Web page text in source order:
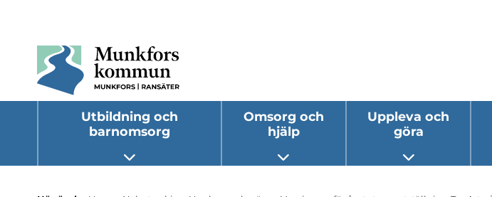
Utbildning och
barnomsorg
Öppna undermeny
Omsorg och
hjälp
Öppna undermeny
Uppleva och
göra
Öppna